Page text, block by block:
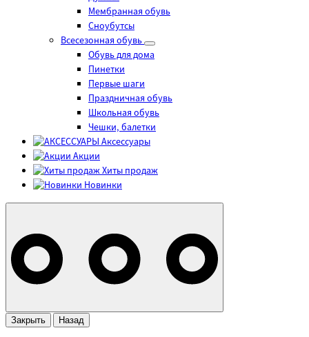
Мембранная обувь
Сноубутсы
Всесезонная обувь
Обувь для дома
Пинетки
Первые шаги
Праздничная обувь
Школьная обувь
Чешки, балетки
Аксессуары
Акции
Хиты продаж
Новинки
Закрыть Назад